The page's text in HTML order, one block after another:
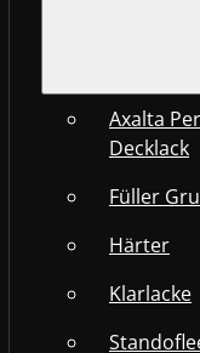
Axalta
Decklack
Füller
Härter
Klarlacke